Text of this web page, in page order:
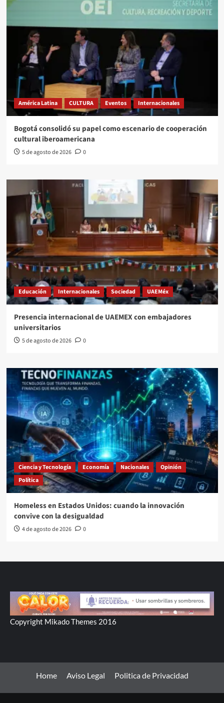
América Latina CULTURA Eventos Internacionales
Bogotá consolidó su papel como escenario de cooperación
cultural iberoamericana
5 de agosto de 2026 0
Educación Internacionales Sociedad UAEMéx
Presencia internacional de UAEMEX con embajadores
universitarios
5 de agosto de 2026 0
Ciencia y Tecnología Economía Nacionales
Opinión
Política
Homeless en Estados Unidos: cuando la innovación
convive con la desigualdad
4 de agosto de 2026 0
Copyright Mikado Themes 2016
Home Aviso Legal Politica de Privacidad